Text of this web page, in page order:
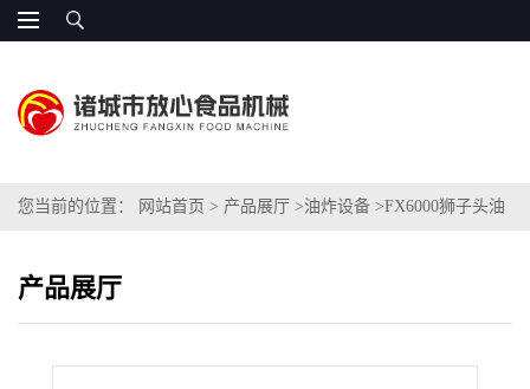
您当前的位置： 网站首页 > 产品展厅 >油炸设备 >FX6000狮子头油
产品展厅